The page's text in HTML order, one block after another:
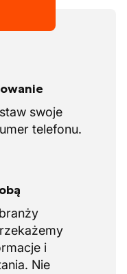
swoje
telefonu.
i
Nie